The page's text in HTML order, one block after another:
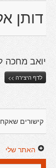
דותן
יואב מחכה
לדף היצירה >>
קישורים שאקח
האתר שלי